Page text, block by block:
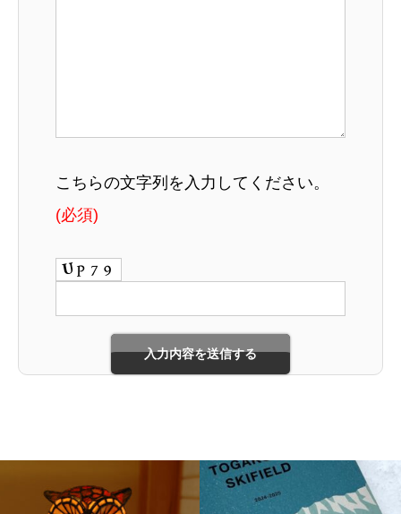
こちらの文字列を入力してください。
(必須)